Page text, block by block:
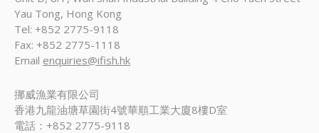
Yau Tong, Hong Kong
Tel: +852 2775-9118
Fax: +852 2775-1118
Email enquiries@ifish.hk
挪威漁業有限公司
香港九龍油塘草園街4號華順工業大廈8樓D室
電話：+852 2775-9118